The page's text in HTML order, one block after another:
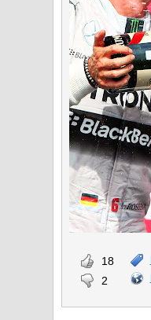
18
2